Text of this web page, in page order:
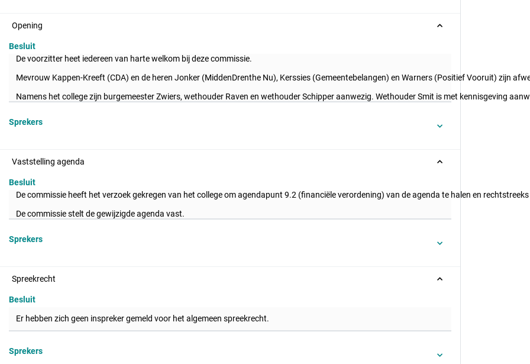
Opening
Besluit
De voorzitter heet iedereen van harte welkom bij deze commissie.
Mevrouw Kappen-Kreeft (CDA) en de heren Jonker (MiddenDrenthe Nu), Kerssies (Gemeentebelangen) en Warners (Positief Vooruit) zijn
Namens het college zijn burgemeester Zwiers, wethouder Raven en wethouder Schipper aanwezig. Wethouder Smit is met kennisgeving
Sprekers
Vaststelling agenda
Besluit
De commissie heeft het verzoek gekregen van het college om agendapunt 9.2 (financiële verordening) van de agenda te halen en
De commissie stelt de gewijzigde agenda vast.
Sprekers
Spreekrecht
Besluit
Er hebben zich geen inspreker gemeld voor het algemeen spreekrecht.
Sprekers